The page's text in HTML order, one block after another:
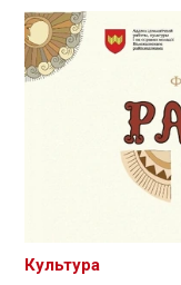
Культура